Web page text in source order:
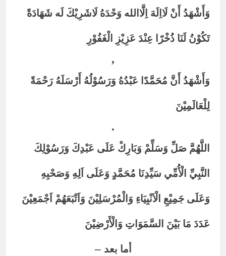
وَأَشْهَدُ أَنْ لَااِلَهَ اِلَّاالله وَحْدَهُ لَاشَرِيْكَ لَه شَهَادَةً
تَكُوْنُ لَنَا ذُخْرًا عِنْدَ عَزِيْزِ الْغَفُوْرِ
,
وَأَشْهَدُ أَنَّ مُحَمَّدًا عَبْدُهُ وَرَسُوْلُهُ أَرْسَلَهُ رَحْمَةً
لِلْعَالَمِيْنَ
.
اللَّهُمَّ صَلِّ وَسَلِّمْ وَبَارِكْ عَلَى عَبْدِكَ وَرَسُوْلِكَ
النَّبِيِّ الْأُمِّي سَيِّدِنَا مُحَمَّدٍ وَعَلَى اَلِهِ وَصَحْبِهِ
وَعَلَى جَمِيْعِ الْاَنْبِيَاءِ وَالْمُرْسَلِيْنَ وَاَتْبَعَهُمْ اَجْمَعِيْنَ
عَدَدَ مَا بَيْنَ السَّمَوَاتِ وَالْأَرْضِيْنَ
– أما بعد